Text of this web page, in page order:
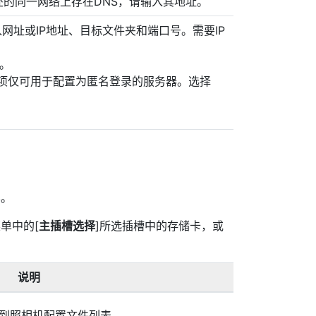
址或IP地址、目标文件夹和端口号。需要IP
仅可用于配置为匿名登录的服务器。选择
中的[主插槽选择]所选插槽中的存储卡，或
说明